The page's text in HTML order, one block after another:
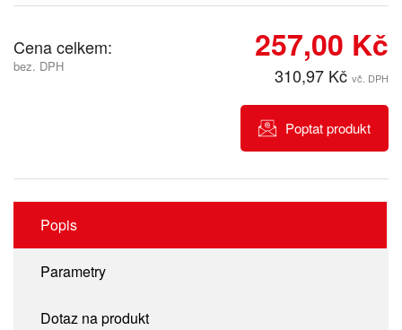
Cena celkem:
bez. DPH
257,00 Kč
310,97 Kč vč. DPH
Poptat produkt
Popis
Parametry
Dotaz na produkt